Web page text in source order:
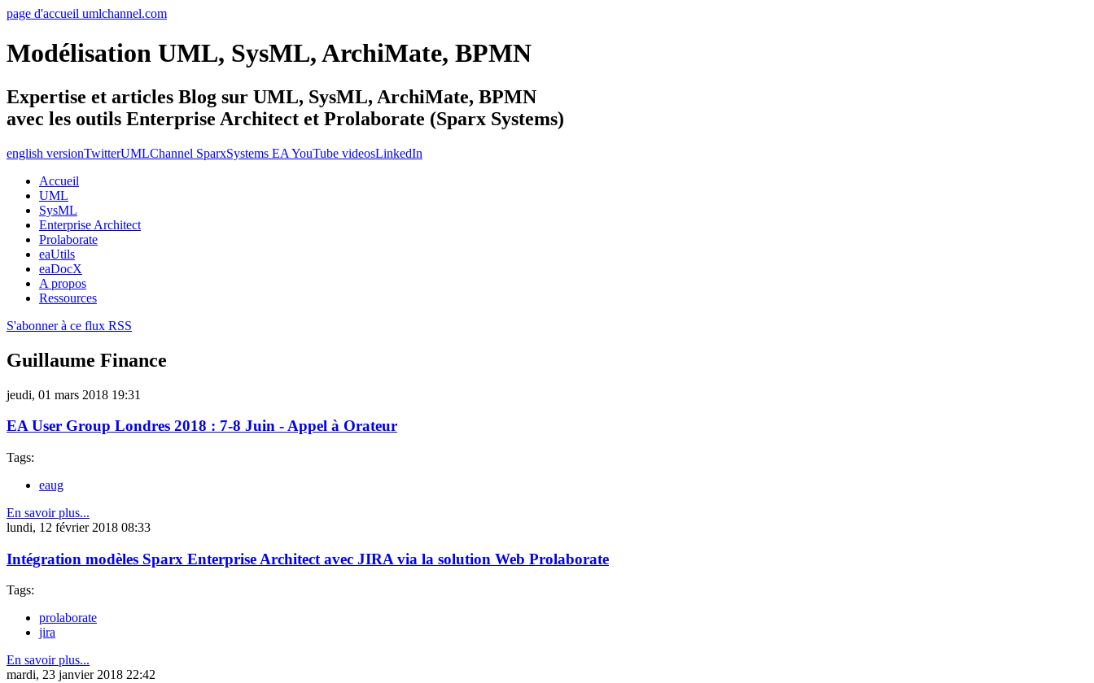
page d'accueil umlchannel.com
Modélisation UML, SysML, ArchiMate, BPMN
Expertise et articles Blog sur UML, SysML, ArchiMate, BPMN
avec les outils Enterprise Architect et Prolaborate (Sparx Systems)
english versionTwitterUMLChannel SparxSystems EA YouTube videosLinkedIn
Accueil
UML
SysML
Enterprise Architect
Prolaborate
eaUtils
eaDocX
A propos
Ressources
S'abonner à ce flux RSS
Guillaume Finance
jeudi, 01 mars 2018 19:31
EA User Group Londres 2018 : 7-8 Juin - Appel à Orateur
Tags:
eaug
En savoir plus...
lundi, 12 février 2018 08:33
Intégration modèles Sparx Enterprise Architect avec JIRA via la solution Web Prolaborate
Tags:
prolaborate
jira
En savoir plus...
mardi, 23 janvier 2018 22:42